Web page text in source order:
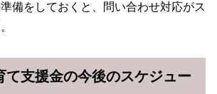
備をしておくと、問い合わせ対応がス
て支援金の今後のスケジュー